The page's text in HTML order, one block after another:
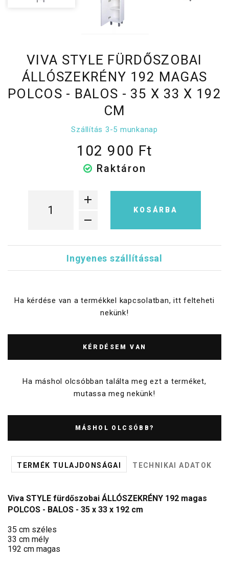
VIVA STYLE FÜRDŐSZOBAI
ÁLLÓSZEKRÉNY 192 MAGAS
POLCOS - BALOS - 35 X 33 X 192
CM
Szállítás 3-5 munkanap
102 900 Ft
Raktáron
KOSÁRBA
Ingyenes szállítással
Ha kérdése van a termékkel kapcsolatban, itt felteheti
nekünk!
KÉRDÉSEM VAN
Ha máshol olcsóbban találta meg ezt a terméket,
mutassa meg nekünk!
MÁSHOL OLCSÓBB?
TERMÉK TULAJDONSÁGAI TECHNIKAI ADATOK
Viva STYLE fürdőszobai ÁLLÓSZEKRÉNY 192 magas
POLCOS - BALOS - 35 x 33 x 192 cm
35 cm széles
33 cm mély
192 cm magas